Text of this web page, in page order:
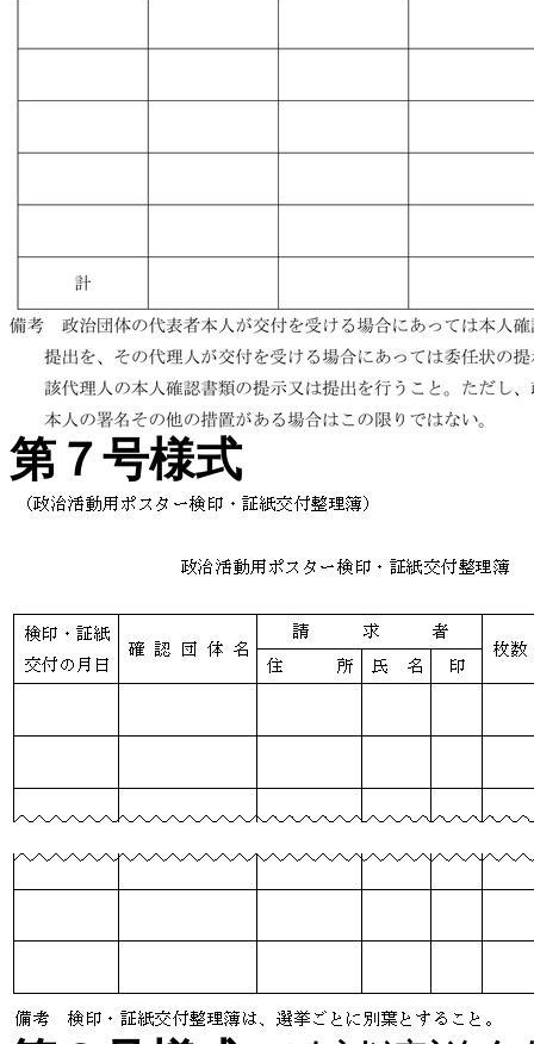
第７号様式